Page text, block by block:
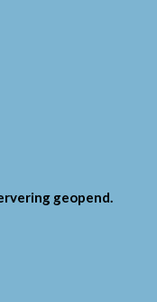
geopend.